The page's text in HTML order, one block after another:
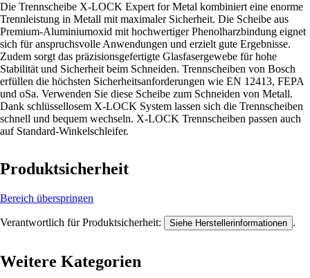
Die Trennscheibe X-LOCK Expert for Metal kombiniert eine enorme
Trennleistung in Metall mit maximaler Sicherheit. Die Scheibe aus
Premium-Aluminiumoxid mit hochwertiger Phenolharzbindung eignet
sich für anspruchsvolle Anwendungen und erzielt gute Ergebnisse.
Zudem sorgt das präzisionsgefertigte Glasfasergewebe für hohe
Stabilität und Sicherheit beim Schneiden. Trennscheiben von Bosch
erfüllen die höchsten Sicherheitsanforderungen wie EN 12413, FEPA
und oSa. Verwenden Sie diese Scheibe zum Schneiden von Metall.
Dank schlüssellosem X-LOCK System lassen sich die Trennscheiben
schnell und bequem wechseln. X-LOCK Trennscheiben passen auch
auf Standard-Winkelschleifer.
Produktsicherheit
Bereich überspringen
Verantwortlich für Produktsicherheit: Siehe Herstellerinformationen .
Weitere Kategorien